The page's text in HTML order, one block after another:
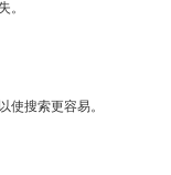
。
使搜索更容易。